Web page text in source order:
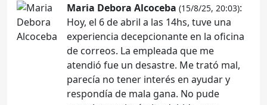
Maria Debora Alcoceba (15/8/25, 20:03):
Hoy, el 6 de abril a las 14hs, tuve una
experiencia decepcionante en la oficina
de correos. La empleada que me
atendió fue un desastre. Me trató mal,
parecía no tener interés en ayudar y
respondía de mala gana. No pude